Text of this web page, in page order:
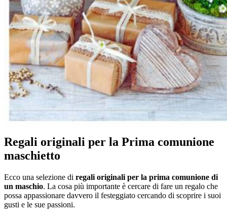
Regali originali per la Prima comunione
maschietto
Ecco una selezione di regali originali per la prima comunione di
un maschio. La cosa più importante è cercare di fare un regalo che
possa appassionare davvero il festeggiato cercando di scoprire i suoi
gusti e le sue passioni.